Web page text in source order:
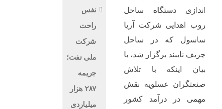
اندازی دستگاه ساحل
روب اهدایی شرکت آریا
ساسول که در ساحل
چریف نایبند برگزار شد، با
بیان اینکه با تلاش
صنعتگران عسلویه نقش
مهمی در درآمد کشور
نفس
راحت
شرکت
ملی نفت؛
جریمه
۲۸۷ هزار
میلیاردی